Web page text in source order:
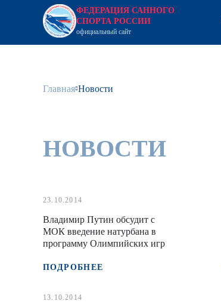
ФЕДЕРАЦИЯ САННОГО
СПОРТА РОССИИ
официальный сайт
Главная Новости
НОВОСТИ
23.10.2014
Владимир Путин обсудит с
МОК введение натурбана в
программу Олимпийских игр
ПОДРОБНЕЕ
13.10.2014